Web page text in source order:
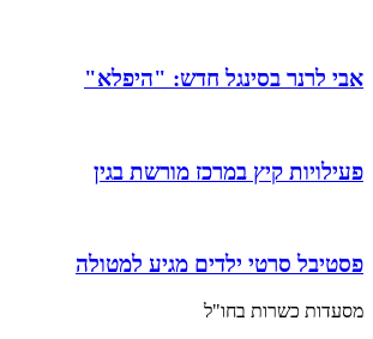
אבי לרנר בסינגל חדש: "היפלא"
פעילויות קיץ במרכז מורשת בגין
פסטיבל סרטי ילדים מגיע למטולה
מסעדות כשרות בחו"ל